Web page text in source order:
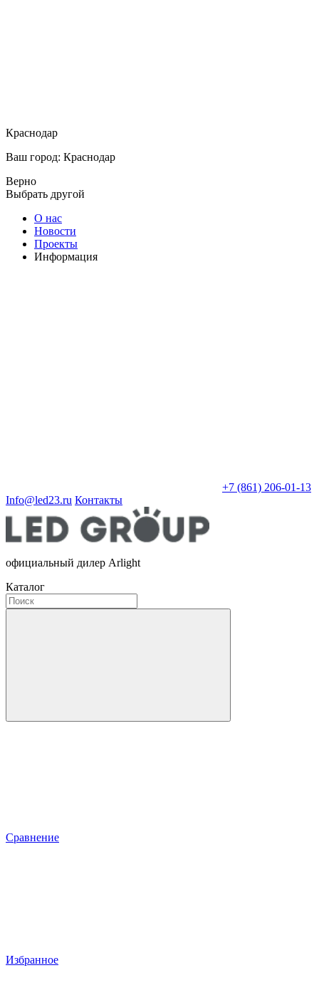
Краснодар
Ваш город: Краснодар
Верно
Выбрать другой
О нас
Новости
Проекты
Информация
+7 (861) 206-01-13
Info@led23.ru Контакты
официальный дилер Arlight
Каталог
Сравнение
Избранное